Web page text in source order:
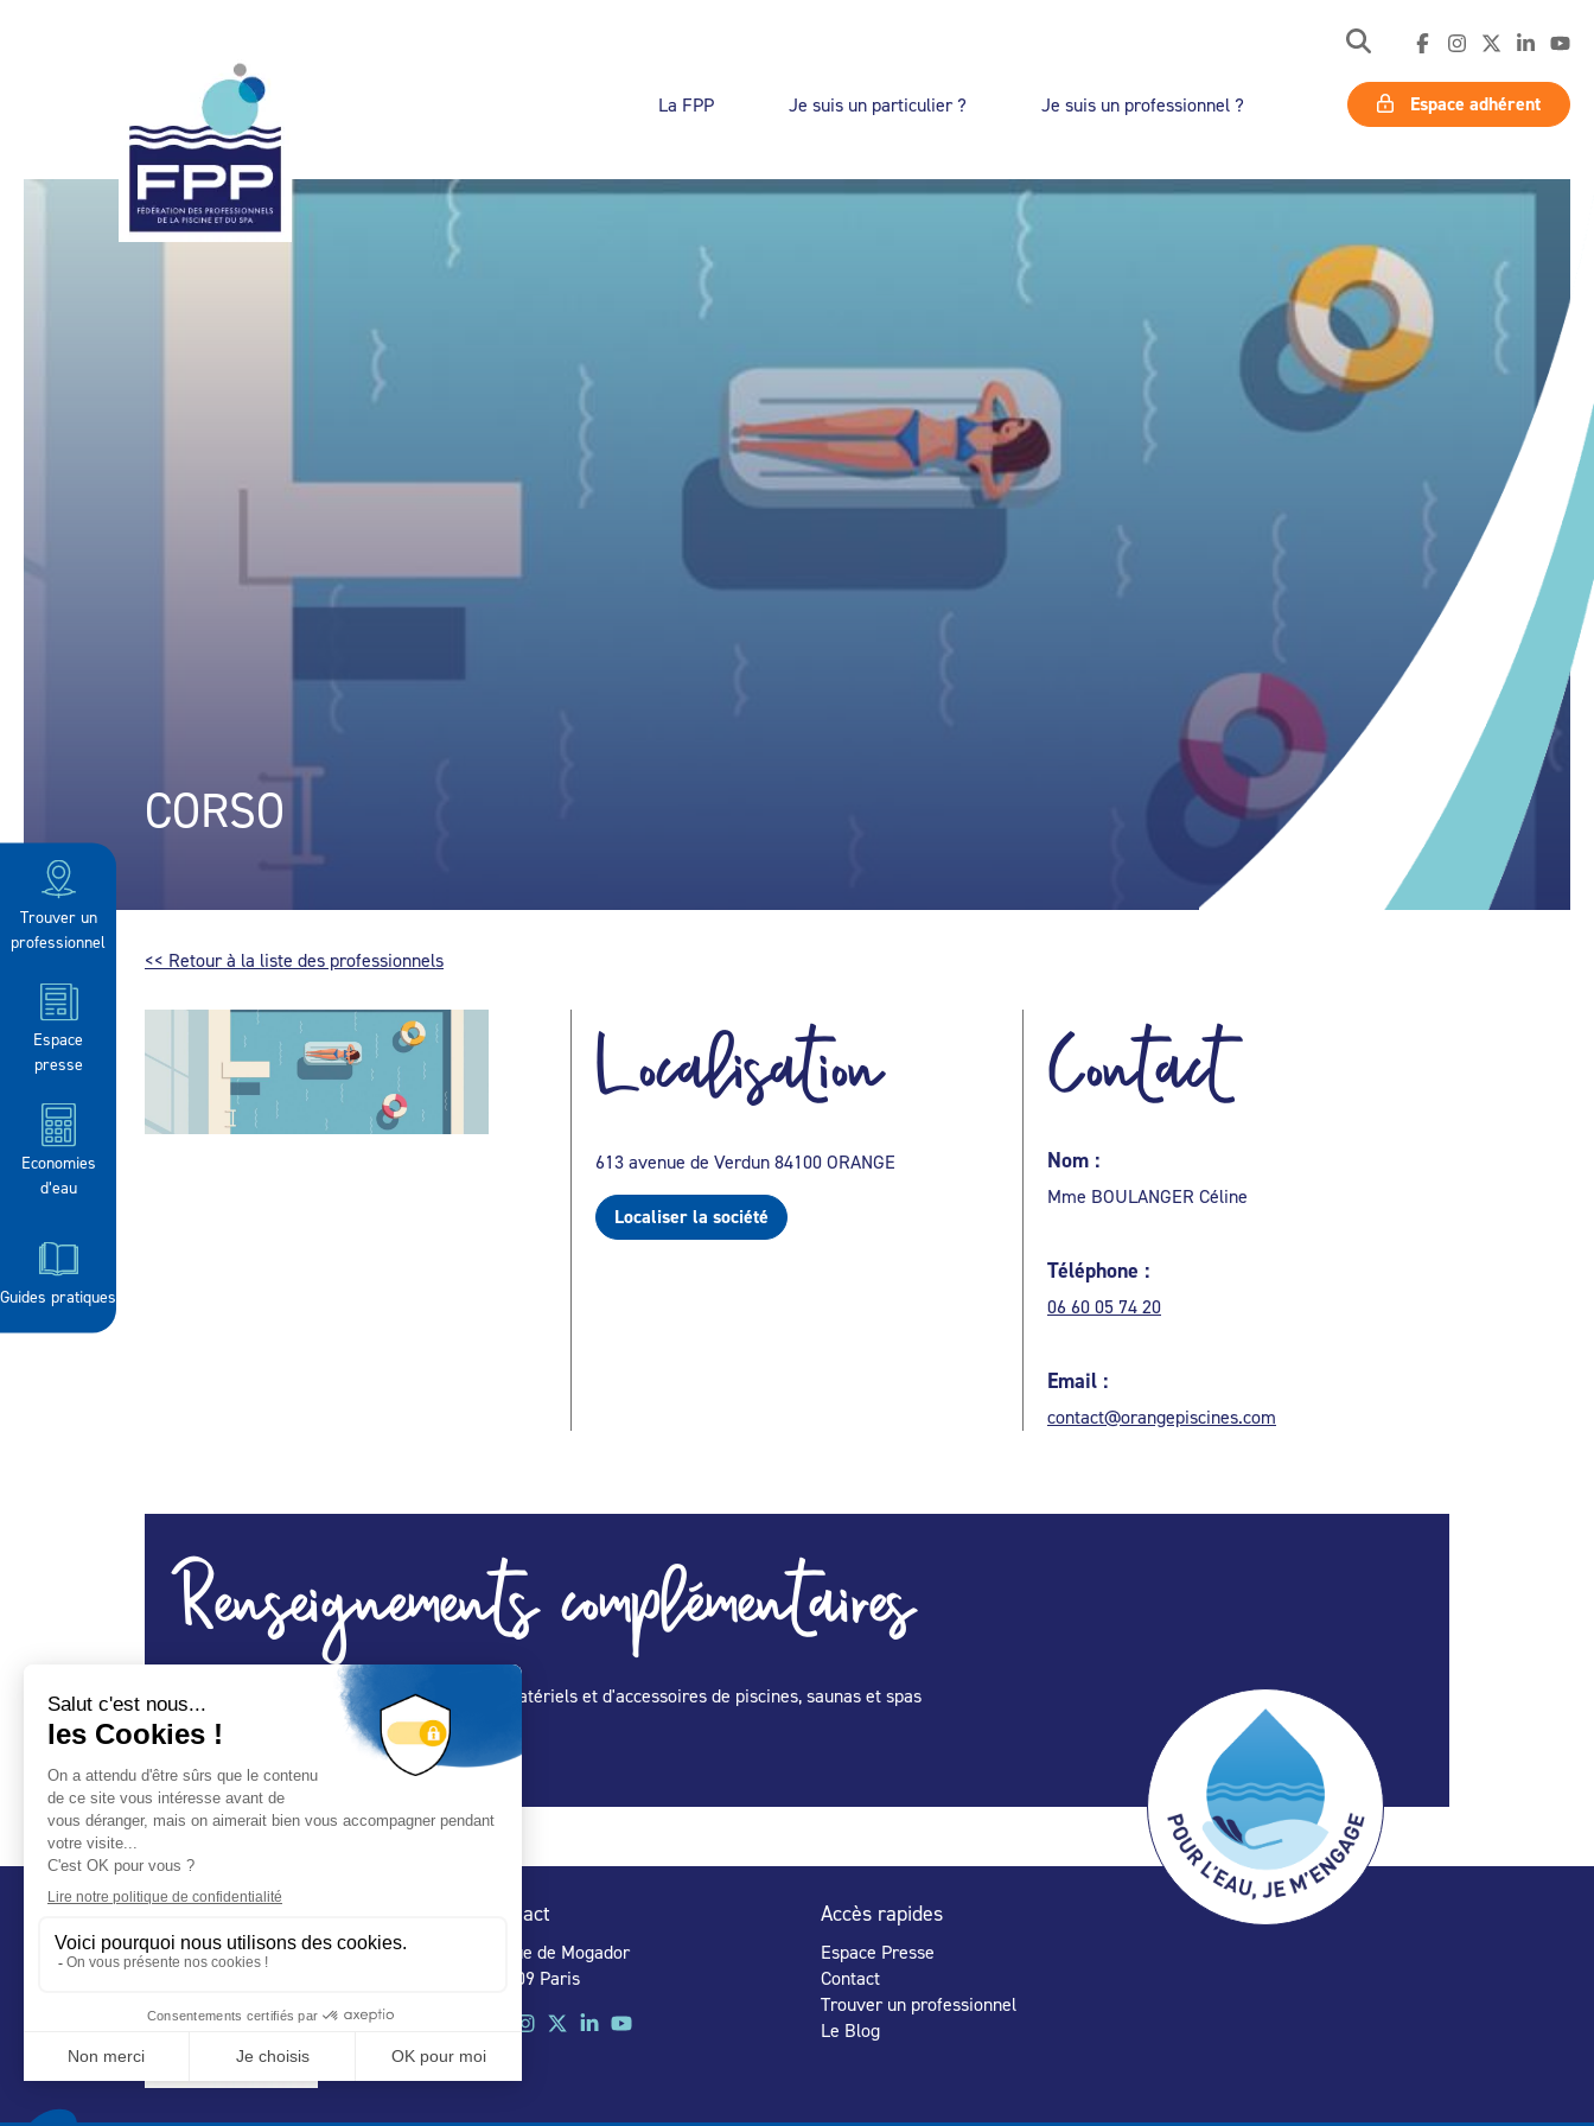
La FPP Je suis un particulier ? Je suis un professionnel ? Espace adhérent
Trouver un
professionnel
Espace
presse
Economies
d’eau
Guides pratiques
CORSO
<< Retour à la liste des professionnels
Localisation
613 avenue de Verdun 84100 ORANGE
Localiser la société
Contact
Nom :
Mme BOULANGER Céline
Téléphone :
06 60 05 74 20
Email :
contact@orangepiscines.com
Renseignements complémentaires
Vente et distribution de piscines Vente de matériels et d'accessoires de piscines, saunas et spas
Spécialité Construction :Oui
Contact
32 rue de Mogador
75 009 Paris
Accès rapides
Espace Presse
Contact
Trouver un professionnel
Le Blog